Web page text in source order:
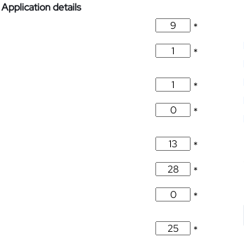
Application details
*
*
*
*
*
*
*
*